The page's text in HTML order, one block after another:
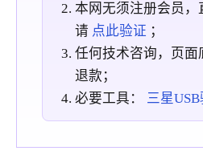
本网无须注册会员
请 点此验证 ；
任何技术咨询，页
退款；
必要工具： 三星